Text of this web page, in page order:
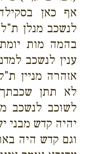
אף כאן
לנשכב מנלן
בהמה מות
ענין לנשכב
אזהרה מניין
לא תתן
לשוכב לנשכב
יהיה קדש מבני
וגם קדש היה